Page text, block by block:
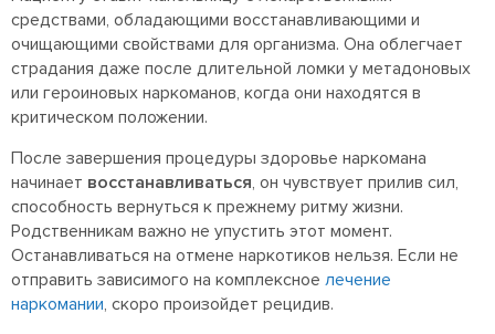
средствами, обладающими восстанавливающими и
очищающими свойствами для организма. Она облегчает
страдания даже после длительной ломки у метадоновых
или героиновых наркоманов, когда они находятся в
критическом положении.
После завершения процедуры здоровье наркомана
начинает восстанавливаться, он чувствует прилив сил,
способность вернуться к прежнему ритму жизни.
Родственникам важно не упустить этот момент.
Останавливаться на отмене наркотиков нельзя. Если не
отправить зависимого на комплексное лечение
наркомании, скоро произойдет рецидив.